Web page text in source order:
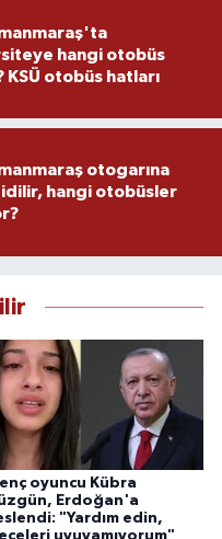
hangi otobüs
KSÜ otobüs hatları
otogarına
hangi otobüsler
oyuncu Kübra
Erdoğan'a
"Yardım edin,
uyuyamıyorum"